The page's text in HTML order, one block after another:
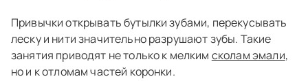
Привычки открывать бутылки зубами, перекусывать
леску и нити значительно разрушают зубы. Такие
занятия приводят не только к мелким сколам эмали,
но и к отломам частей коронки.